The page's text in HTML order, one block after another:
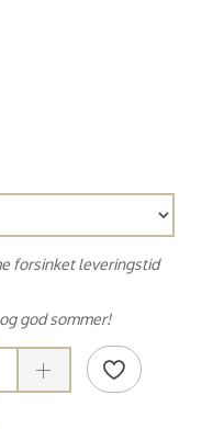
forsinket leveringstid
god sommer!